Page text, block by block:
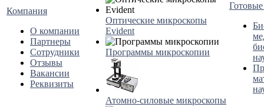
Компания
О компании
Партнеры
Сотрудники
Отзывы
Вакансии
Реквизиты
Оптические микроскопы
Evident
Программы микроскопии
Атомно-силовые микроскопы